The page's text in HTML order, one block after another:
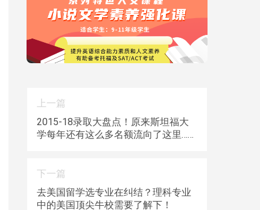
上一篇
2015-18录取大盘点！原来斯坦福大
学每年还有这么多名额流向了这里……
下一篇
去美国留学选专业在纠结？理科专业
中的美国顶尖牛校需要了解下！